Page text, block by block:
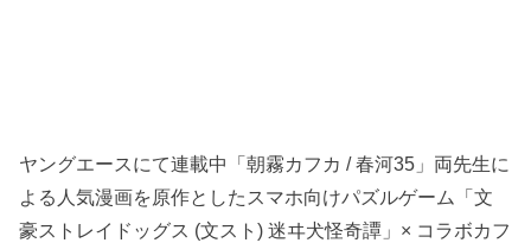
ヤングエースにて連載中「朝霧カフカ / 春河35」両先生に
よる人気漫画を原作としたスマホ向けパズルゲーム「文
豪ストレイドッグス (文スト) 迷ヰ犬怪奇譚」× コラボカフ